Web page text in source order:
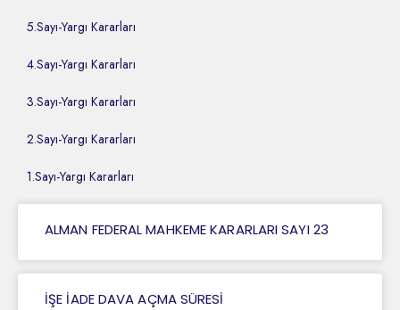
5.Sayı-Yargı Kararları
4.Sayı-Yargı Kararları
3.Sayı-Yargı Kararları
2.Sayı-Yargı Kararları
1.Sayı-Yargı Kararları
ALMAN FEDERAL MAHKEME KARARLARI SAYI 23
İŞE İADE DAVA AÇMA SÜRESİ